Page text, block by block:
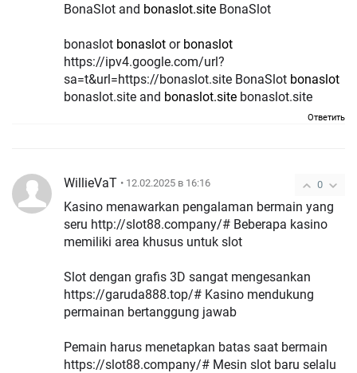
BonaSlot and bonaslot.site BonaSlot
bonaslot bonaslot or bonaslot
https://ipv4.google.com/url?
sa=t&url=https://bonaslot.site BonaSlot bonaslot
bonaslot.site and bonaslot.site bonaslot.site
Ответить
0
WillieVaT • 12.02.2025 в 16:16
Kasino menawarkan pengalaman bermain yang
seru http://slot88.company/# Beberapa kasino
memiliki area khusus untuk slot
Slot dengan grafis 3D sangat mengesankan
https://garuda888.top/# Kasino mendukung
permainan bertanggung jawab
Pemain harus menetapkan batas saat bermain
https://slot88.company/# Mesin slot baru selalu